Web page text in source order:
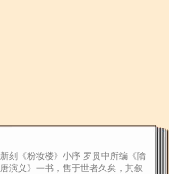
新刻《粉妆楼》小序 罗贯中所编《隋
唐演义》一书，售于世者久矣，其叙